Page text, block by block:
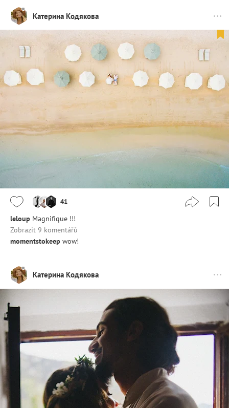
Катерина Кодякова
41
leloup Magnifique !!!
Zobrazit 9 komentářů
momentstokeep wow!
Катерина Кодякова